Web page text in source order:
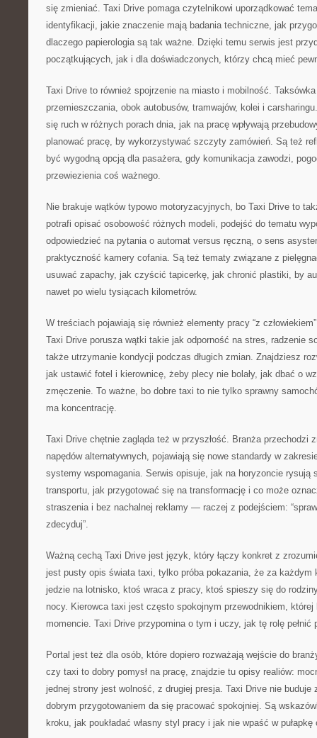
się zmieniać. Taxi Drive pomaga czytelnikowi uporządkować
identyfikacji, jakie znaczenie mają badania techniczne, jak
dlaczego papierologia są tak ważne. Dzięki temu serwis jest
początkujących, jak i dla doświadczonych, którzy chcą mieć
Taxi Drive to również spojrzenie na miasto i mobilność.
przemieszczania, obok autobusów, tramwajów, kolei i
się ruch w różnych porach dnia, jak na pracę wpływają
planować pracę, by wykorzystywać szczyty zamówień. Są też
być wygodną opcją dla pasażera, gdy komunikacja zawodzi,
przewiezienia coś ważnego.
Nie brakuje wątków typowo motoryzacyjnych, bo Taxi Drive to
potrafi opisać osobowość różnych modeli, podejść do tematu
odpowiedzieć na pytania o automat versus ręczną, o sens
praktyczność kamery cofania. Są też tematy związane z
usuwać zapachy, jak czyścić tapicerkę, jak chronić plastiki, by
nawet po wielu tysiącach kilometrów.
W treściach pojawiają się również elementy pracy “z
Taxi Drive porusza wątki takie jak odporność na stres, radzenie
także utrzymanie kondycji podczas długich zmian. Znajdziesz
jak ustawić fotel i kierownicę, żeby plecy nie bolały, jak dbać o
zmęczenie. To ważne, bo dobre taxi to nie tylko sprawny
ma koncentrację.
Taxi Drive chętnie zagląda też w przyszłość. Branża przechodzi
napędów alternatywnych, pojawiają się nowe standardy w
systemy wspomagania. Serwis opisuje, jak na horyzoncie rysują
transportu, jak przygotować się na transformację i co może
straszenia i bez nachalnej reklamy — raczej z podejściem:
zdecyduj”.
Ważną cechą Taxi Drive jest język, który łączy konkret z
jest pusty opis świata taxi, tylko próba pokazania, że za każdym
jedzie na lotnisko, ktoś wraca z pracy, ktoś spieszy się do
nocy. Kierowca taxi jest często spokojnym przewodnikiem,
momencie. Taxi Drive przypomina o tym i uczy, jak tę rolę pełnić
Portal jest też dla osób, które dopiero rozważają wejście do
czy taxi to dobry pomysł na pracę, znajdzie tu opisy realiów:
jednej strony jest wolność, z drugiej presja. Taxi Drive nie buduje
dobrym przygotowaniem da się pracować spokojniej. Są
kroku, jak poukładać własny styl pracy i jak nie wpaść w pułapkę